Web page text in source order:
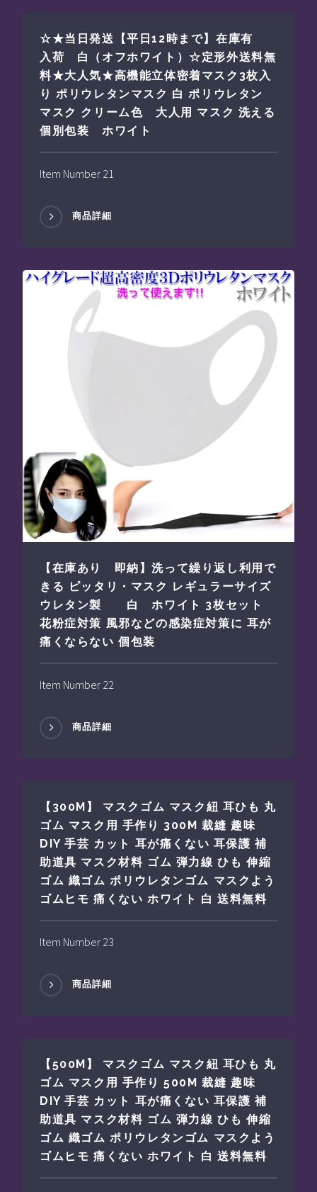
☆★当日発送【平日12時まで】在庫有
入荷 白（オフホワイト）☆定形外送料無
料★大人気★高機能立体密着マスク3枚入
り ポリウレタンマスク 白 ポリウレタン
マスク クリーム色 大人用 マスク 洗える
個別包装 ホワイト
Item Number 21
商品詳細
【在庫あり 即納】洗って繰り返し利用で
きる ピッタリ・マスク レギュラーサイズ
ウレタン製 白 ホワイト 3枚セット
花粉症対策 風邪などの感染症対策に 耳が
痛くならない 個包装
Item Number 22
商品詳細
【300M】 マスクゴム マスク紐 耳ひも 丸
ゴム マスク用 手作り 300M 裁縫 趣味
DIY 手芸 カット 耳が痛くない 耳保護 補
助道具 マスク材料 ゴム 弾力線 ひも 伸縮
ゴム 織ゴム ポリウレタンゴム マスクよう
ゴムヒモ 痛くない ホワイト 白 送料無料
Item Number 23
商品詳細
【500M】 マスクゴム マスク紐 耳ひも 丸
ゴム マスク用 手作り 500M 裁縫 趣味
DIY 手芸 カット 耳が痛くない 耳保護 補
助道具 マスク材料 ゴム 弾力線 ひも 伸縮
ゴム 織ゴム ポリウレタンゴム マスクよう
ゴムヒモ 痛くない ホワイト 白 送料無料